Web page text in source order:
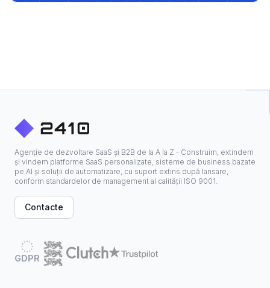
Agenție de dezvoltare SaaS și B2B de la A la Z - Construim, extindem
și vindem platforme SaaS personalizate, sisteme de business bazate
pe AI și soluții de automatizare, cu suport extins după lansare,
conform standardelor de management al calității ISO 9001.
Contacte
GDPR